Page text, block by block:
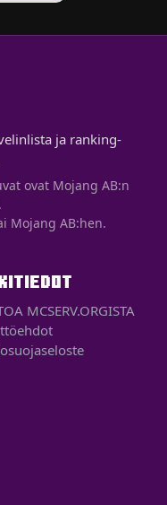
ja ranking-
ovat Mojang AB:n
Mojang AB:hen.
MCSERV.ORGISTA